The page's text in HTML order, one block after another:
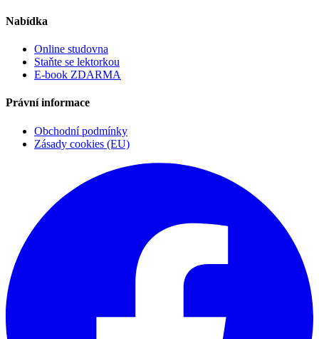
Nabídka
Online studovna
Staňte se lektorkou
E-book ZDARMA
Právní informace
Obchodní podmínky
Zásady cookies (EU)